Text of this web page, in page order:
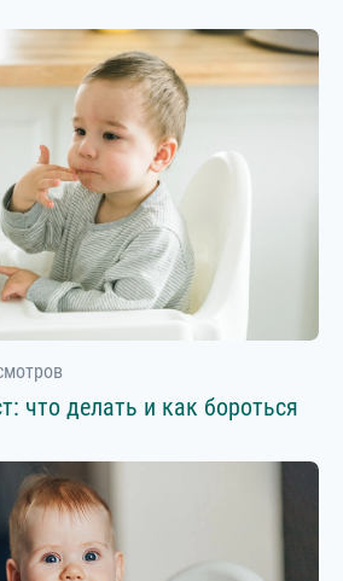
что делать и как бороться